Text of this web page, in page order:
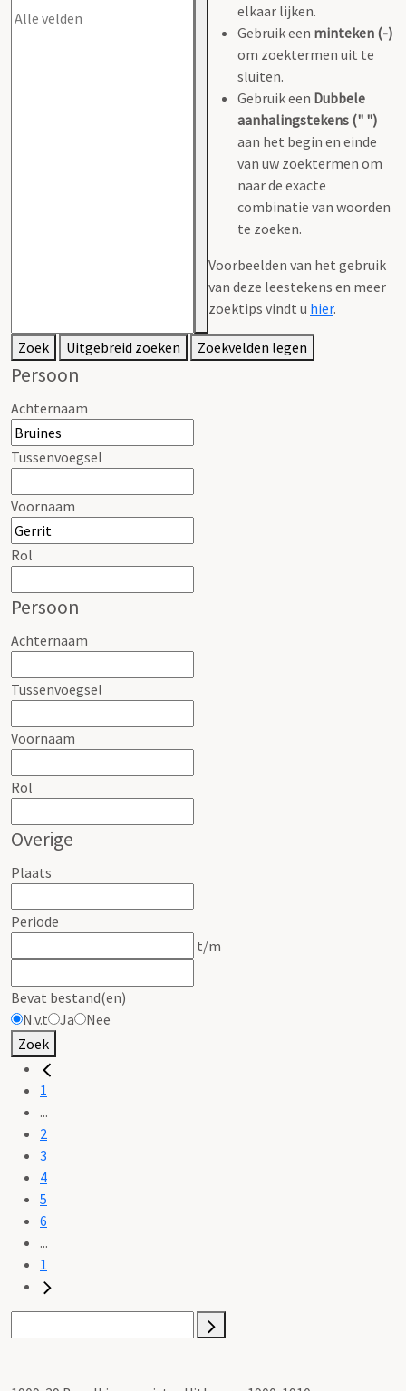
elkaar lijken.
Gebruik een minteken (-)
om zoektermen uit te
sluiten.
Gebruik een Dubbele
aanhalingstekens (" ")
aan het begin en einde
van uw zoektermen om
naar de exacte
combinatie van woorden
te zoeken.
Voorbeelden van het gebruik
van deze leestekens en meer
zoektips vindt u hier.
Zoek Uitgebreid zoeken Zoekvelden legen
Persoon
Achternaam
Tussenvoegsel
Voornaam
Rol
Persoon
Achternaam
Tussenvoegsel
Voornaam
Rol
Overige
Plaats
Periode
t/m
Bevat bestand(en)
N.v.t
Ja
Nee
Zoek
1
...
2
3
4
5
6
...
1